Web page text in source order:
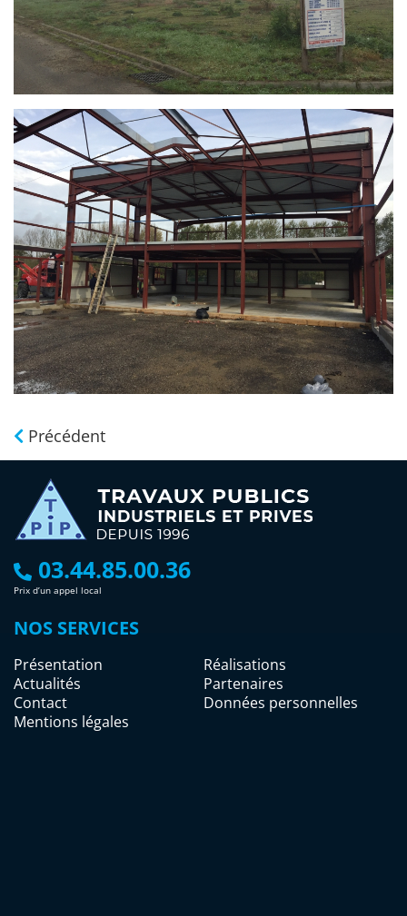
Précédent
03.44.85.00.36
Prix d’un appel local
NOS SERVICES
Présentation
Réalisations
Actualités
Partenaires
Contact
Données personnelles
Mentions légales